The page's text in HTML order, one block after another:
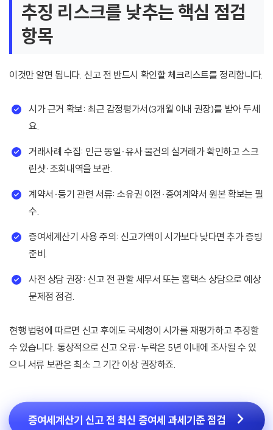
추징 리스크를 낮추는 핵심 점검
항목
이것만 알면 됩니다. 신고 전 반드시 확인할 체크리스트를 정리합니다.
시가 근거 확보: 최근 감정평가서(3개월 이내 권장)를 받아 두세
요.
거래사례 수집: 인근 동일·유사 물건의 실거래가 확인하고 스크
린샷·조회내역을 보관.
계약서·등기 관련 서류: 소유권 이전·증여계약서 원본 확보는 필
수.
증여세계산기 사용 주의: 신고가액이 시가보다 낮다면 추가 증빙
준비.
사전 상담 권장: 신고 전 관할 세무서 또는 홈택스 상담으로 예상
문제점 점검.
현행 법령에 따르면 신고 후에도 국세청이 시가를 재평가하고 추징할
수 있습니다. 통상적으로 신고 오류·누락은 5년 이내에 조사될 수 있
으니 서류 보관은 최소 그 기간 이상 권장하죠.
증여세계산기 신고 전 최신 증여세 과세기준 점검